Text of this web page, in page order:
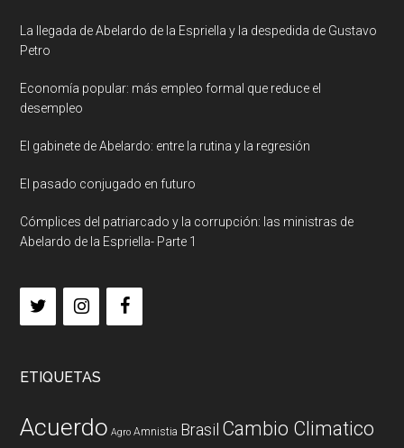
La llegada de Abelardo de la Espriella y la despedida de Gustavo
Petro
Economía popular: más empleo formal que reduce el
desempleo
El gabinete de Abelardo: entre la rutina y la regresión
El pasado conjugado en futuro
Cómplices del patriarcado y la corrupción: las ministras de
Abelardo de la Espriella- Parte 1
ETIQUETAS
Acuerdo Agro Amnistia Brasil Cambio Climatico